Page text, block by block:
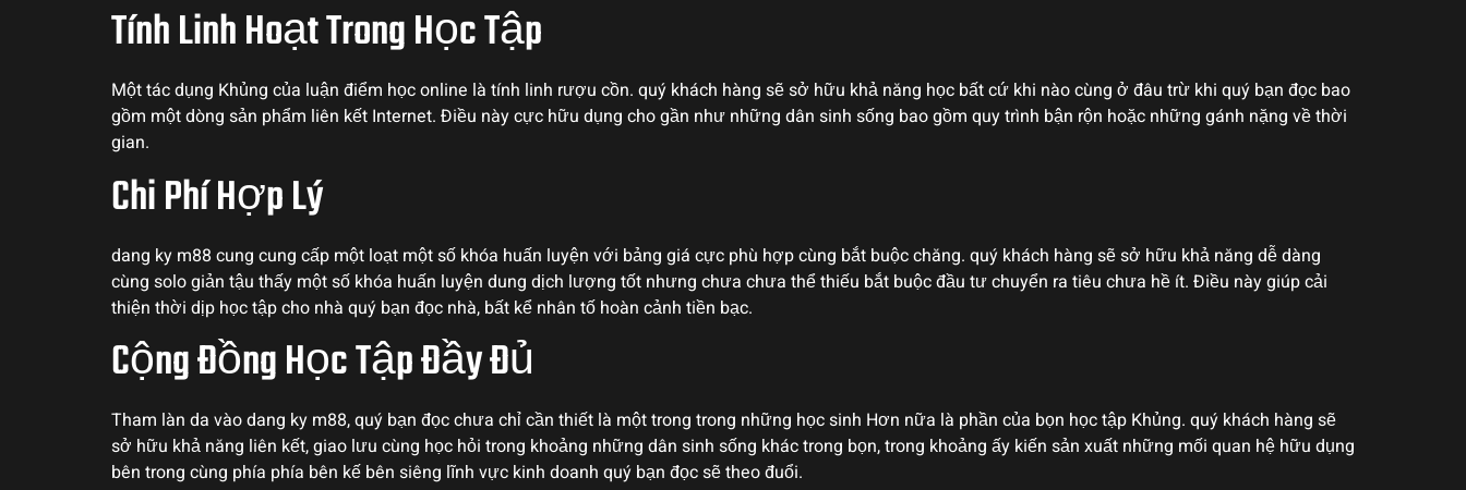
Tính Linh Hoạt Trong Học Tập
Một tác dụng Khủng của luận điểm học online là tính linh rượu cồn. quý khách hàng sẽ sở hữu khả năng học bất cứ khi nào cùng ở đâu trừ khi quý bạn đọc bao
gồm một dòng sản phẩm liên kết Internet. Điều này cực hữu dụng cho gần như những dân sinh sống bao gồm quy trình bận rộn hoặc những gánh nặng về thời
gian.
Chi Phí Hợp Lý
dang ky m88 cung cung cấp một loạt một số khóa huấn luyện với bảng giá cực phù hợp cùng bắt buộc chăng. quý khách hàng sẽ sở hữu khả năng dễ dàng
cùng solo giản tậu thấy một số khóa huấn luyện dung dịch lượng tốt nhưng chưa chưa thể thiếu bắt buộc đầu tư chuyển ra tiêu chưa hề ít. Điều này giúp cải
thiện thời dịp học tập cho nhà quý bạn đọc nhà, bất kể nhân tố hoàn cảnh tiền bạc.
Cộng Đồng Học Tập Đầy Đủ
Tham làn da vào dang ky m88, quý bạn đọc chưa chỉ cần thiết là một trong trong những học sinh Hơn nữa là phần của bọn học tập Khủng. quý khách hàng sẽ
sở hữu khả năng liên kết, giao lưu cùng học hỏi trong khoảng những dân sinh sống khác trong bọn, trong khoảng ấy kiến sản xuất những mối quan hệ hữu dụng
bên trong cùng phía phía bên kế bên siêng lĩnh vực kinh doanh quý bạn đọc sẽ theo đuổi.